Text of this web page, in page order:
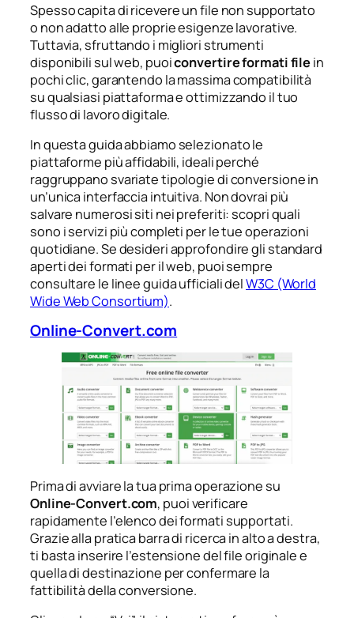
Spesso capita di ricevere un file non supportato
o non adatto alle proprie esigenze lavorative.
Tuttavia, sfruttando i migliori strumenti
disponibili sul web, puoiconvertire formati filein
pochi clic, garantendo la massima compatibilità
su qualsiasi piattaforma e ottimizzando il tuo
flusso di lavoro digitale.
In questa guida abbiamo selezionato le
piattaforme più affidabili, ideali perché
raggruppano svariate tipologie di conversione in
un’unica interfaccia intuitiva. Non dovrai più
salvare numerosi siti nei preferiti: scopri quali
sono i servizi più completi per le tue operazioni
quotidiane. Se desideri approfondire gli standard
aperti dei formati per il web, puoi sempre
consultare le linee guida ufficiali delW3C (World
Wide Web Consortium).
Online-Convert.com
Prima di avviare la tua prima operazione su
Online-Convert.com, puoi verificare
rapidamente l’elenco dei formati supportati.
Grazie alla pratica barra di ricerca in alto a destra,
ti basta inserire l’estensione del file originale e
quella di destinazione per confermare la
fattibilità della conversione.